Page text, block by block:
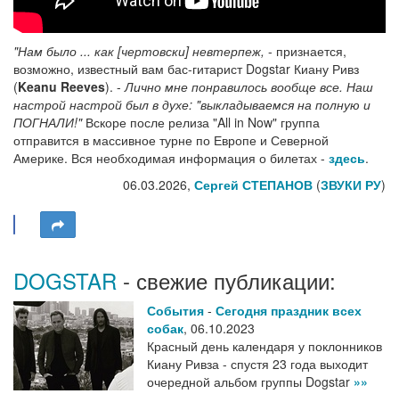
"Нам было ... как [чертовски] невтерпеж, - признается,
возможно, известный вам бас-гитарист Dogstar Киану Ривз
(Keanu Reeves). - Лично мне понравилось вообще все. Наш
настрой настрой был в духе: "выкладываемся на полную и
ПОГНАЛИ!"Вскоре после релиза "All in Now" группа
отправится в массивное турне по Европе и Северной
Америке. Вся необходимая информация о билетах - здесь.
06.03.2026, Сергей СТЕПАНОВ (ЗВУКИ РУ)
DOGSTAR - свежие публикации:
События - Сегодня праздник всех
собак, 06.10.2023
Красный день календаря у поклонников
Киану Ривза - спустя 23 года выходит
очередной альбом группы Dogstar »»